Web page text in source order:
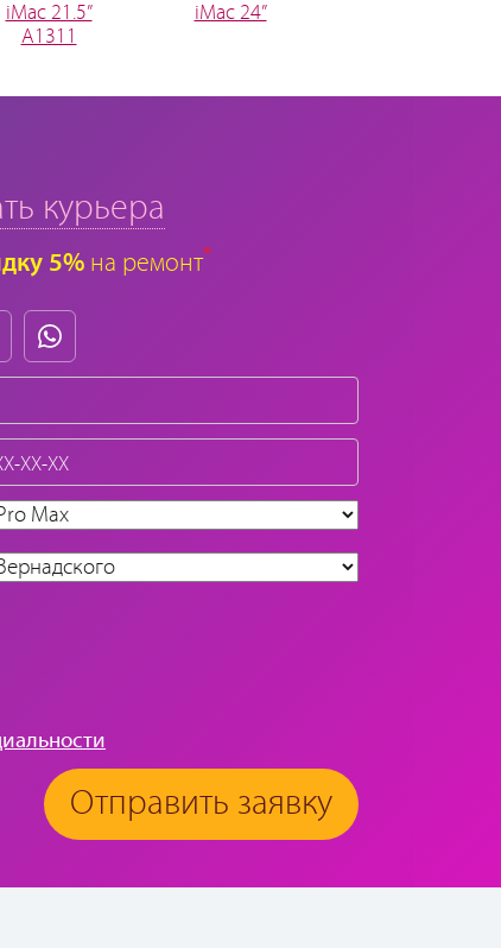
iMac 21.5”
A1311
iMac 24”
курьера
5% на ремонт*
Отправить заявку